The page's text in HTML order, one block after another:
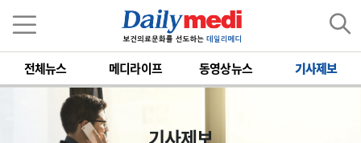
전체뉴스 메디라이프 동영상뉴스 기사제보
기사제보